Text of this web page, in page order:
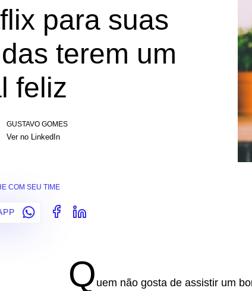
para suas
terem um
feliz
GUSTAVO GOMES
Ver no LinkedIn
COM SEU TIME
Q uem não gosta de assistir um